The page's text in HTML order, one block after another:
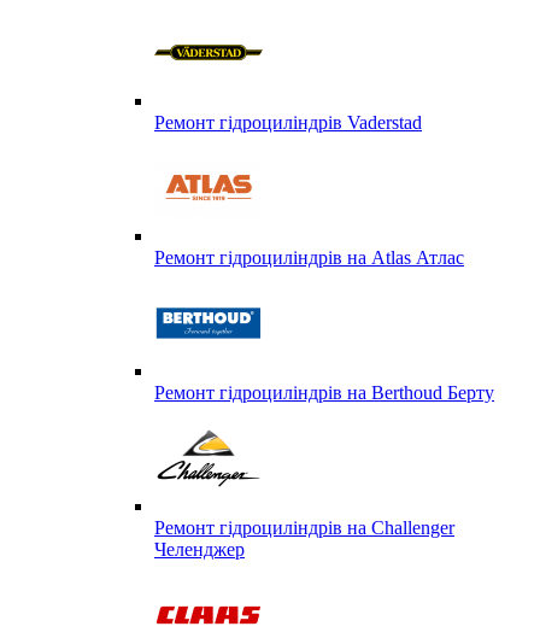
Ремонт гідроциліндрів Vaderstad
Ремонт гідроциліндрів на Atlas Атлас
Ремонт гідроциліндрів на Berthoud Берту
Ремонт гідроциліндрів на Challenger
Челенджер